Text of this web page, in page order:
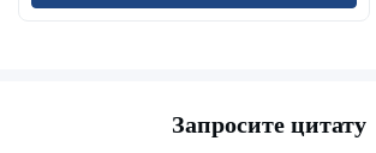
Запросите цитату